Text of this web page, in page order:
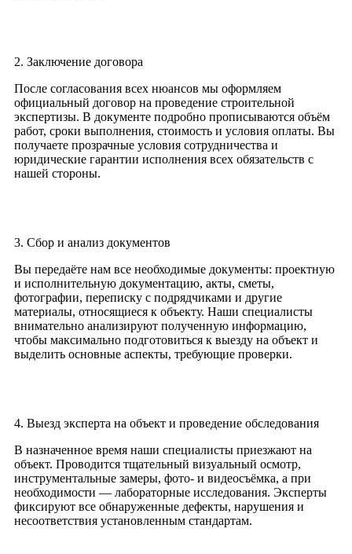
2. Заключение договора
После согласования всех нюансов мы оформляем
официальный договор на проведение строительной
экспертизы. В документе подробно прописываются объём
работ, сроки выполнения, стоимость и условия оплаты. Вы
получаете прозрачные условия сотрудничества и
юридические гарантии исполнения всех обязательств с
нашей стороны.
3. Сбор и анализ документов
Вы передаёте нам все необходимые документы: проектную
и исполнительную документацию, акты, сметы,
фотографии, переписку с подрядчиками и другие
материалы, относящиеся к объекту. Наши специалисты
внимательно анализируют полученную информацию,
чтобы максимально подготовиться к выезду на объект и
выделить основные аспекты, требующие проверки.
4. Выезд эксперта на объект и проведение обследования
В назначенное время наши специалисты приезжают на
объект. Проводится тщательный визуальный осмотр,
инструментальные замеры, фото- и видеосъёмка, а при
необходимости — лабораторные исследования. Эксперты
фиксируют все обнаруженные дефекты, нарушения и
несоответствия установленным стандартам.